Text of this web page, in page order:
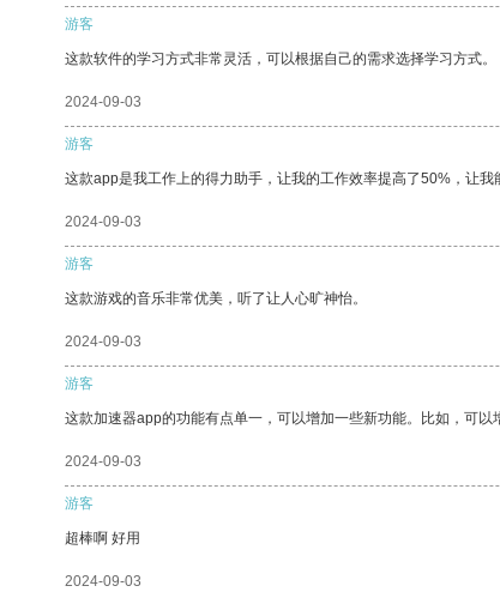
游客
这款软件的学习方式非常灵活，可以根据自己的需求选择学习方式。
2024-09-03
游客
这款app是我工作上的得力助手，让我的工作效率提高了50%，让我
2024-09-03
游客
这款游戏的音乐非常优美，听了让人心旷神怡。
2024-09-03
游客
这款加速器app的功能有点单一，可以增加一些新功能。比如，可
2024-09-03
游客
超棒啊 好用
2024-09-03